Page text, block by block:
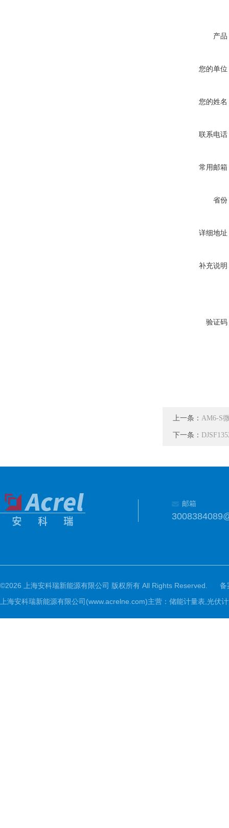
产品
您的单位
您的姓名
联系电话
常用邮箱
省份
详细地址
补充说明
验证码
上一条： AM6-S
下一条：
邮箱
©2026 上海安科瑞新能源有限公司 版权所有 All Rights Reserved.
备
上海安科瑞新能源有限公司(www.acrelne.com)主营：储能计量表,光伏